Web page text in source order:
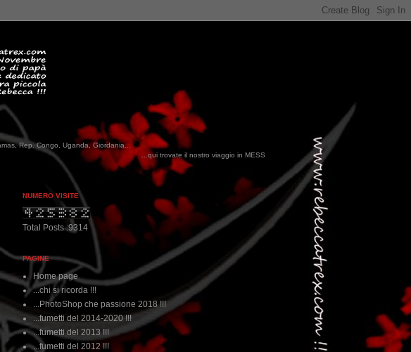
Rep. Congo, Uganda, Giordania...
...qui trovate il nostro viaggio in MESSICO 2023...clikka qui !!!
NUMERO VISITE
Total Posts :9314
PAGINE
Home page
...chi si ricorda !!!
...PhotoShop che passione 2018 !!!
...fumetti del 2014-2020 !!!
...fumetti del 2013 !!!
...fumetti del 2012 !!!